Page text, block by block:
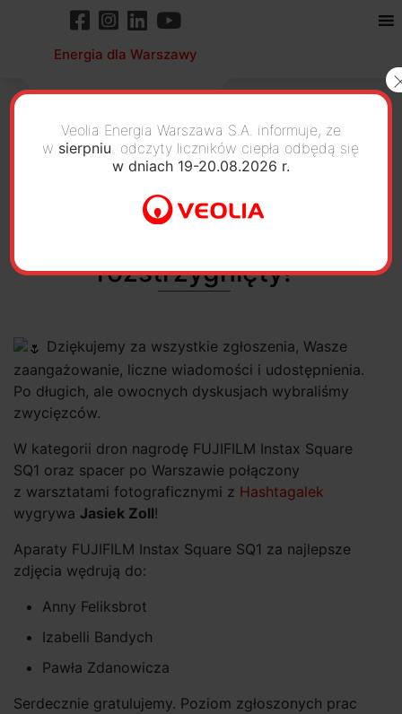
Energia dla Warszawy
fotograficzny
rozstrzygnięty!
Dziękujemy za wszystkie zgłoszenia, Wasze
zaangażowanie, liczne wiadomości i udostępnienia.
Po długich, ale owocnych dyskusjach wybraliśmy
zwycięzców.
W kategorii dron nagrodę FUJIFILM Instax Square
SQ1 oraz spacer po Warszawie połączony
z warsztatami fotograficznymi z Hashtagalek
wygrywa Jasiek Zoll!
Aparaty FUJIFILM Instax Square SQ1 za najlepsze
zdjęcia wędrują do:
Anny Feliksbrot
Izabelli Bandych
Pawła Zdanowicza
Serdecznie gratulujemy. Poziom zgłoszonych prac
Veolia Energia Warszawa S.A. informuje, że
w sierpniu odczyty liczników ciepła odbędą się
w dniach 19-20.08.2026 r.